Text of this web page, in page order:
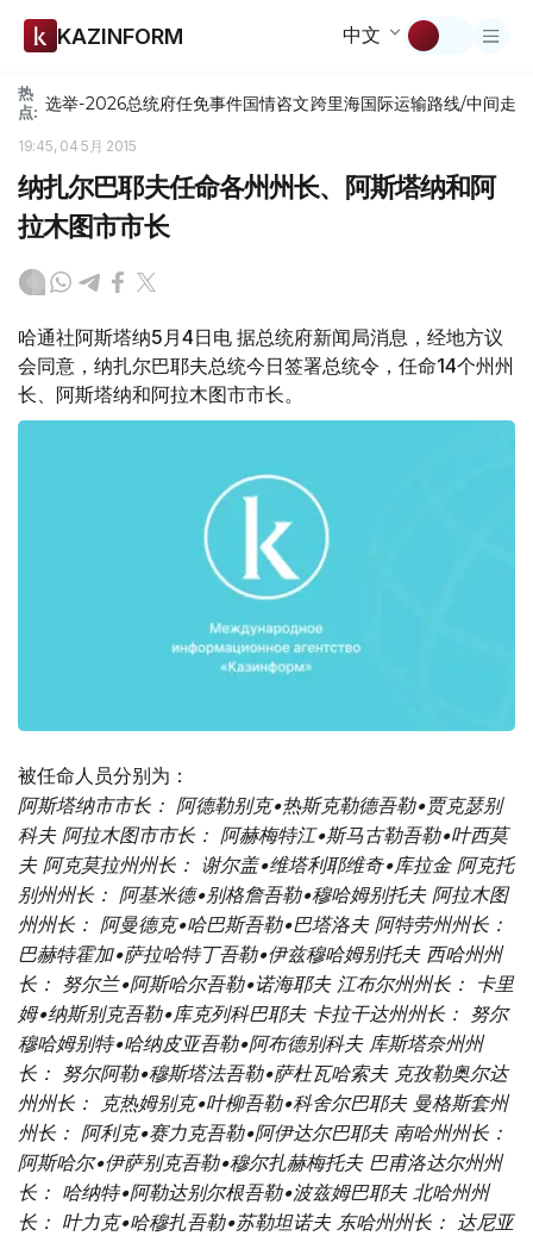
KAZINFORM 中文
热
点: 选举-2026总统府任免事件国情咨文跨里海国际运输路线/中间走廊
19:45, 04 5月 2015
纳扎尔巴耶夫任命各州州长、阿斯塔纳和阿
拉木图市市长
哈通社阿斯塔纳5月4日电 据总统府新闻局消息，经地方议
会同意，纳扎尔巴耶夫总统今日签署总统令，任命14个州州
长、阿斯塔纳和阿拉木图市市长。
被任命人员分别为：
阿斯塔纳市市长： 阿德勒别克•热斯克勒德吾勒•贾克瑟别
科夫 阿拉木图市市长： 阿赫梅特江•斯马古勒吾勒•叶西莫
夫 阿克莫拉州州长： 谢尔盖•维塔利耶维奇•库拉金 阿克托
别州州长： 阿基米德•别格詹吾勒•穆哈姆别托夫 阿拉木图
州州长： 阿曼德克•哈巴斯吾勒•巴塔洛夫 阿特劳州州长：
巴赫特霍加•萨拉哈特丁吾勒•伊兹穆哈姆别托夫 西哈州州
长： 努尔兰•阿斯哈尔吾勒•诺海耶夫 江布尔州州长： 卡里
姆•纳斯别克吾勒•库克列科巴耶夫 卡拉干达州州长： 努尔
穆哈姆别特•哈纳皮亚吾勒•阿布德别科夫 库斯塔奈州州
长： 努尔阿勒•穆斯塔法吾勒•萨杜瓦哈索夫 克孜勒奥尔达
州州长： 克热姆别克•叶柳吾勒•科舍尔巴耶夫 曼格斯套州
州长： 阿利克•赛力克吾勒•阿伊达尔巴耶夫 南哈州州长：
阿斯哈尔•伊萨别克吾勒•穆尔扎赫梅托夫 巴甫洛达尔州州
长： 哈纳特•阿勒达别尔根吾勒•波兹姆巴耶夫 北哈州州
长： 叶力克•哈穆扎吾勒•苏勒坦诺夫 东哈州州长： 达尼亚